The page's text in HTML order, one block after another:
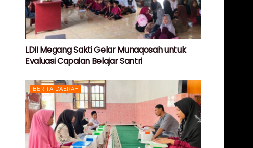
LDII Megang Sakti Gelar Munaqosah untuk
Evaluasi Capaian Belajar Santri
BERITA DAERAH